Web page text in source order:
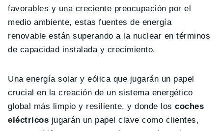
favorables y una creciente preocupación por el
medio ambiente, estas fuentes de energía
renovable están superando a la nuclear en términos
de capacidad instalada y crecimiento.
Una energía solar y eólica que jugarán un papel
crucial en la creación de un sistema energético
global más limpio y resiliente, y donde los coches
eléctricos jugarán un papel clave como clientes,